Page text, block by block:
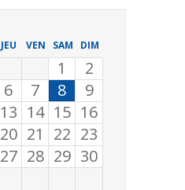
JEU VEN SAM DIM
1
2
6 7 8
9
13 14 15 16
20 21 22 23
27 28 29 30